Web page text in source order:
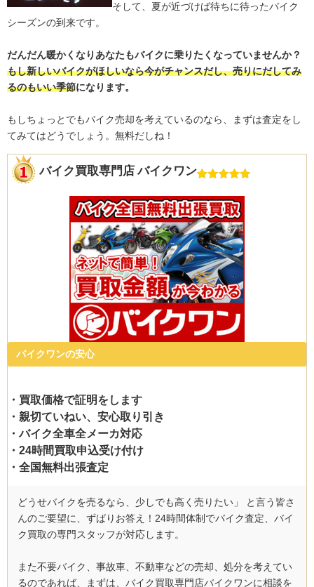
そして、夏が近づけば待ちに待ったバイク
シーズンの到来です。
だんだん暖かくなりあなたもバイクに乗りたくなっていませんか？
もし新しいバイクがほしいなら今がチャンスだし、売りにだしてみ
るのもいい季節になります。
もしちょっとでもバイク売却を考えているのなら、まずは査定をし
てみてはどうでしょう。無料だしね！
バイク買取専門店 バイクワン
バイクワンの安心
・買取価格で証明をします
・親切ていねい、安心取り引き
・バイク全車全メーカ対応
・24時間買取申込受け付け
・全国無料出張査定
どうせバイクを売るなら、少しでも高く売りたい」 と言う皆さ
んのご要望に、ずばりお答え！24時間体制でバイク査定、バイ
ク買取の専門スタッフが対応します。
また不要バイク、事故車、不動車などの売却、処分を考えてい
るのであれば、まずは、バイク買取専門店バイクワンに相談を